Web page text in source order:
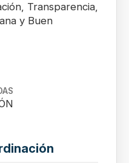
Transparencia,
y Buen